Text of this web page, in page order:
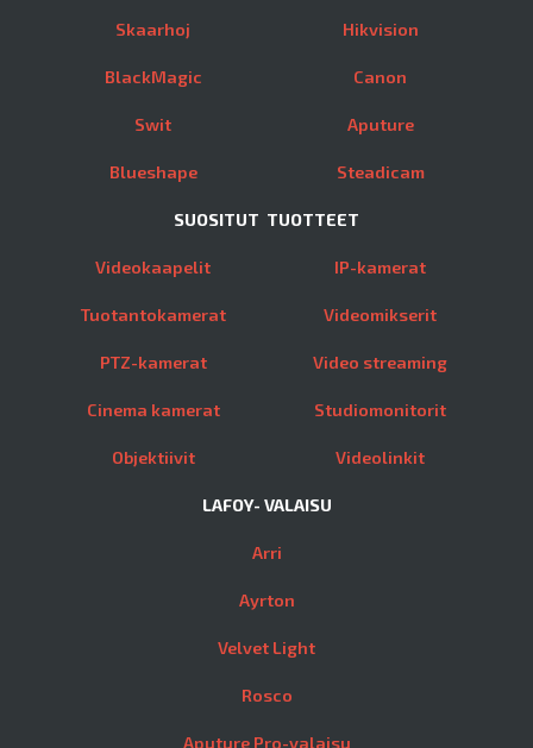
Skaarhoj
BlackMagic
Swit
Blueshape
Hikvision
Canon
Aputure
Steadicam
SUOSITUT TUOTTEET
Videokaapelit
Tuotantokamerat
PTZ-kamerat
Cinema kamerat
Objektiivit
IP-kamerat
Videomikserit
Video streaming
Studiomonitorit
Videolinkit
LAFOY- VALAISU
Arri
Ayrton
Velvet Light
Rosco
Aputure Pro-valaisu